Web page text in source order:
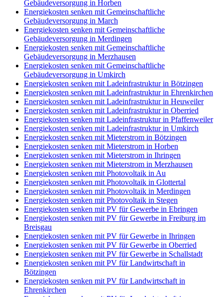
Gebäudeversorgung in Horben
Energiekosten senken mit Gemeinschaftliche
Gebäudeversorgung in March
Energiekosten senken mit Gemeinschaftliche
Gebäudeversorgung in Merdingen
Energiekosten senken mit Gemeinschaftliche
Gebäudeversorgung in Merzhausen
Energiekosten senken mit Gemeinschaftliche
Gebäudeversorgung in Umkirch
Energiekosten senken mit Ladeinfrastruktur in Bötzingen
Energiekosten senken mit Ladeinfrastruktur in Ehrenkirchen
Energiekosten senken mit Ladeinfrastruktur in Heuweiler
Energiekosten senken mit Ladeinfrastruktur in Oberried
Energiekosten senken mit Ladeinfrastruktur in Pfaffenweiler
Energiekosten senken mit Ladeinfrastruktur in Umkirch
Energiekosten senken mit Mieterstrom in Bötzingen
Energiekosten senken mit Mieterstrom in Horben
Energiekosten senken mit Mieterstrom in Ihringen
Energiekosten senken mit Mieterstrom in Merzhausen
Energiekosten senken mit Photovoltaik in Au
Energiekosten senken mit Photovoltaik in Glottertal
Energiekosten senken mit Photovoltaik in Merdingen
Energiekosten senken mit Photovoltaik in Stegen
Energiekosten senken mit PV für Gewerbe in Ebringen
Energiekosten senken mit PV für Gewerbe in Freiburg im
Breisgau
Energiekosten senken mit PV für Gewerbe in Ihringen
Energiekosten senken mit PV für Gewerbe in Oberried
Energiekosten senken mit PV für Gewerbe in Schallstadt
Energiekosten senken mit PV für Landwirtschaft in
Bötzingen
Energiekosten senken mit PV für Landwirtschaft in
Ehrenkirchen